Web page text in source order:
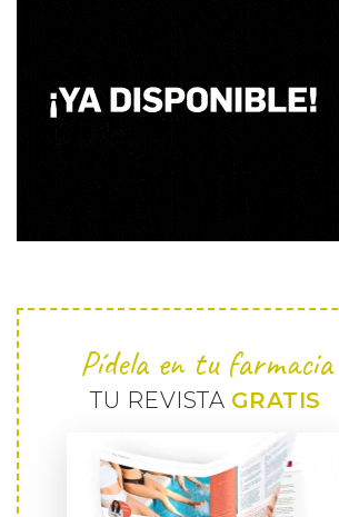
Pídela en tu farmacia
TU REVISTA GRATIS